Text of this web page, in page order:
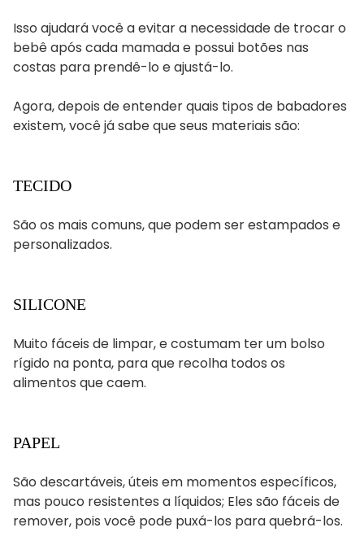
Isso ajudará você a evitar a necessidade de trocar o
bebê após cada mamada e possui botões nas
costas para prendê-lo e ajustá-lo.
Agora, depois de entender quais tipos de babadores
existem, você já sabe que seus materiais são:
TECIDO
São os mais comuns, que podem ser estampados e
personalizados.
SILICONE
Muito fáceis de limpar, e costumam ter um bolso
rígido na ponta, para que recolha todos os
alimentos que caem.
PAPEL
São descartáveis, úteis em momentos específicos,
mas pouco resistentes a líquidos; Eles são fáceis de
remover, pois você pode puxá-los para quebrá-los.